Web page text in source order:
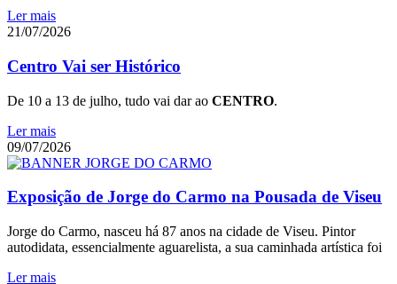
Ler mais
21/07/2026
Centro Vai ser Histórico
De 10 a 13 de julho, tudo vai dar ao CENTRO.
Ler mais
09/07/2026
Exposição de Jorge do Carmo na Pousada de Viseu
Jorge do Carmo, nasceu há 87 anos na cidade de Viseu. Pintor
autodidata, essencialmente aguarelista, a sua caminhada artística foi
Ler mais